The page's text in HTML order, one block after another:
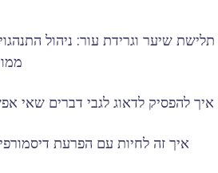
תלישת שיער וגרידת עור: ניהול
איך להפסיק לדאוג לגבי דברים שאי
איך זה לחיות עם הפרעת